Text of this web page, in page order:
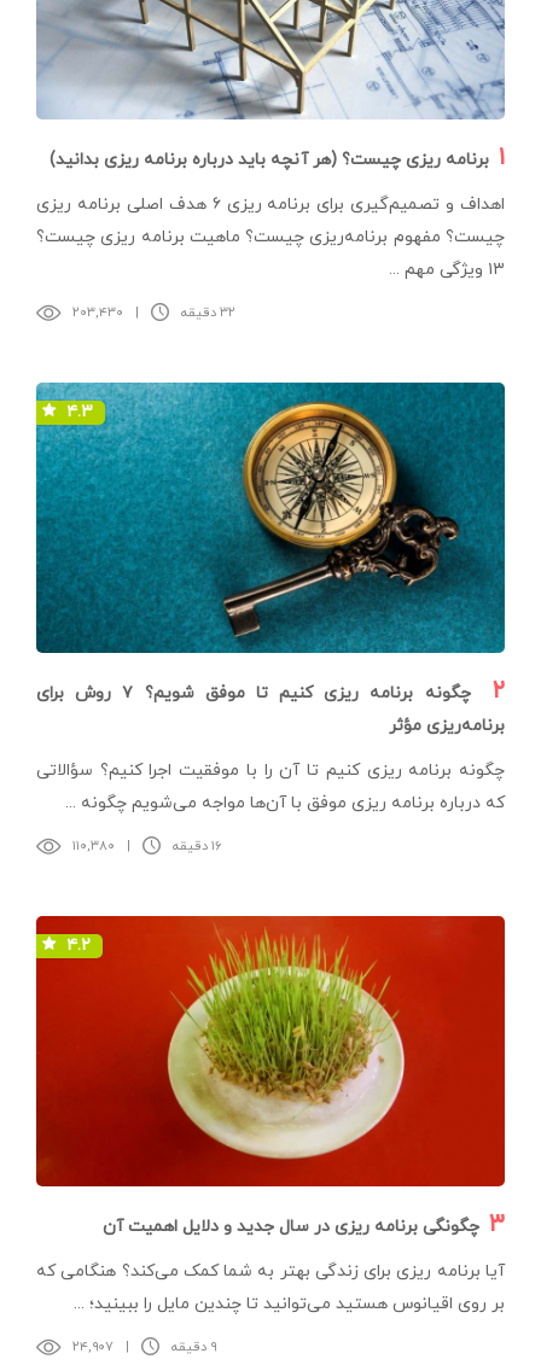
۱ برنامه ریزی چیست؟ (هر آنچه باید درباره برنامه ریزی بدانید)
اهداف و تصمیم‌گیری برای برنامه ریزی ۶ هدف اصلی برنامه ریزی
چیست؟ مفهوم برنامه‌ریزی چیست؟ ماهیت برنامه ریزی چیست؟
۱۳ ویژگی مهم ...
۲۰۳,۴۳۰ | ۳۲ دقیقه
۴.۳
۲
چگونه برنامه ریزی کنیم تا موفق شویم؟ ۷ روش برای
برنامه‌ریزی مؤثر
چگونه برنامه ریزی کنیم تا آن را با موفقیت اجرا کنیم؟ سؤالاتی
که درباره برنامه ریزی موفق با آن‌ها مواجه می‌شویم چگونه ...
۱۱۰,۳۸۰ | ۱۶ دقیقه
۴.۲
۳ چگونگی برنامه ریزی در سال جدید و دلایل اهمیت آن
آیا برنامه ریزی برای زندگی بهتر به شما کمک می‌کند؟ هنگامی که
بر روی اقیانوس هستید می‌توانید تا چندین مایل را ببینید؛ ...
۲۴,۹۰۷ | ۹ دقیقه